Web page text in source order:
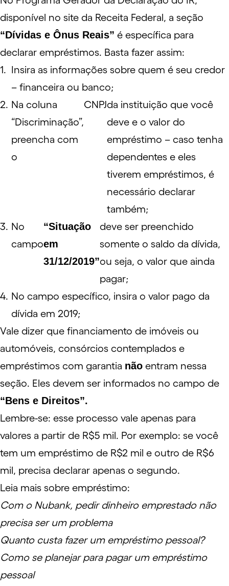
disponível no site da Receita Federal, a seção
“Dívidas e Ônus Reais” é específica para
declarar empréstimos. Basta fazer assim:
Insira as informações sobre quem é seu credor
– financeira ou banco;
Na coluna
“Discriminação”,
preencha com
o
CNPJda instituição que você
deve e o valor do
empréstimo – caso tenha
dependentes e eles
tiverem empréstimos, é
necessário declarar
também;
No
campo
“Situação
em
31/12/2019”
deve ser preenchido
somente o saldo da dívida,
ou seja, o valor que ainda
pagar;
No campo específico, insira o valor pago da
dívida em 2019;
Vale dizer que financiamento de imóveis ou
automóveis, consórcios contemplados e
empréstimos com garantia não entram nessa
seção. Eles devem ser informados no campo de
“Bens e Direitos”.
Lembre-se: esse processo vale apenas para
valores a partir de R$5 mil. Por exemplo: se você
tem um empréstimo de R$2 mil e outro de R$6
mil, precisa declarar apenas o segundo.
Leia mais sobre empréstimo:
Com o Nubank, pedir dinheiro emprestado não
precisa ser um problema
Quanto custa fazer um empréstimo pessoal?
Como se planejar para pagar um empréstimo
pessoal